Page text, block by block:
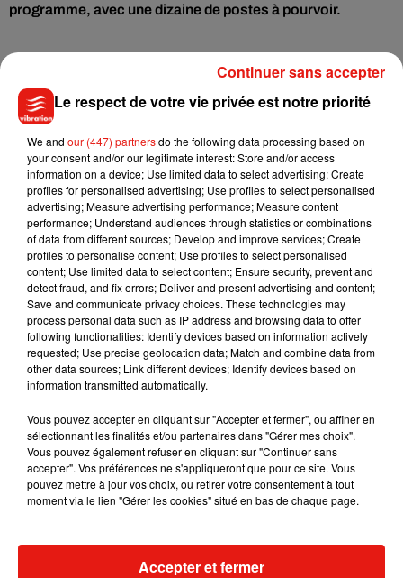
programme, avec une dizaine de postes à pourvoir.
Tourisme de savoir-faire
Au-delà d’avoir un outil plus fonctionnel, les deux
entrepreneurs souhaitent également ajouter une corde à leur
arcen ouvrant leur atelier au public. Un parcours de visite de
la vinaigrerie est en effet dans les tuyaux. «Ce qu’on veut
vraiment c’est que Boigny devienne un vrai emblème de
l’ensemble des Orléanais , nous confie David
Matheron.L’intérêt qu’on va apporter c’est le tourisme de
savoir-faire, avec comme vocation de pouvoir montrer au
plus grand nombre notre savoir-faire historique».
Pour financer la création de cet espace de visite, Martin
Pouret entend lancer une campagne de crowdfunding. Elle
sera notamment proposée aux Orléanais lors du Festival de
alors réservées aux participants.
Musique
Le respect de votre vie privée est notre priorité
We and our (447) partnersdo the following data processing based on
your consent and/or our legitimate interest: Store and/or access
information on a device; Use limited data to select advertising; Create
profiles for personalised advertising; Use profiles to select personalised
advertising; Measure advertising performance; Measure content
performance; Understand audiences through statistics or combinations
of data from different sources; Develop and improve services; Create
profiles to personalise content; Use profiles to select personalised
content; Use limited data to select content; Ensure security, prevent and
detect fraud, and fix errors; Deliver and present advertising and content;
Save and communicate privacy choices. These technologies may
process personal data such as IP address and browsing data to offer
following functionalities: Identify devices based on information actively
requested; Use precise geolocation data; Match and combine data from
other data sources; Link different devices; Identify devices based on
information transmitted automatically.
Vous pouvez accepter en cliquant sur "Accepter et fermer", ou affiner en
sélectionnant les finalités et/ou partenaires dans "Gérer mes choix".
Vous pouvez également refuser en cliquant sur "Continuer sans
accepter". Vos préférences ne s'appliqueront que pour ce site. Vous
pouvez mettre à jour vos choix, ou retirer votre consentement à tout
moment via le lien "Gérer les cookies" situé en bas de chaque page.
Accepter et fermer
Continuer sans accepter